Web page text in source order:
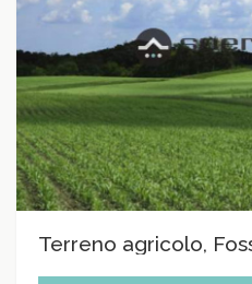
Terreno agricolo,